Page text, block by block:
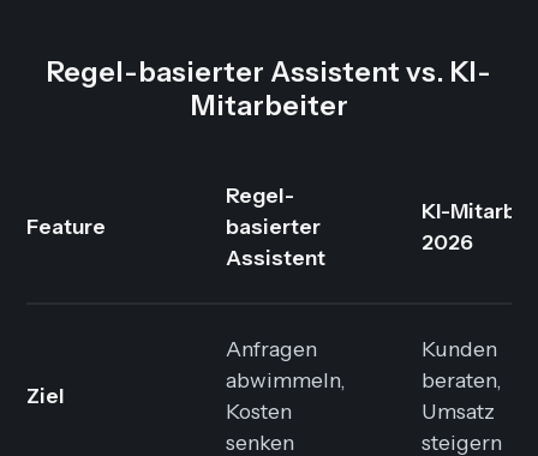
Regel-basierter Assistent vs. KI-
Mitarbeiter
Feature
Regel-
basierter
Assistent
KI-
2026
Ziel
Anfragen
abwimmeln,
Kosten
senken
Kunden
beraten,
Umsatz
steigern